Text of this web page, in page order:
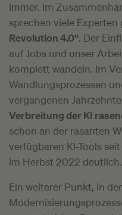
immer. Im
sprechen viele Experten
Revolution 4.0“. Der
auf Jobs und unser
komplett wandeln. Im
Wandlungsprozessen
vergangenen
Verbreitung der KI
schon an der rasanten
verfügbaren KI-Tools
im Herbst 2022 deutlich.
Ein weiterer Punkt, in